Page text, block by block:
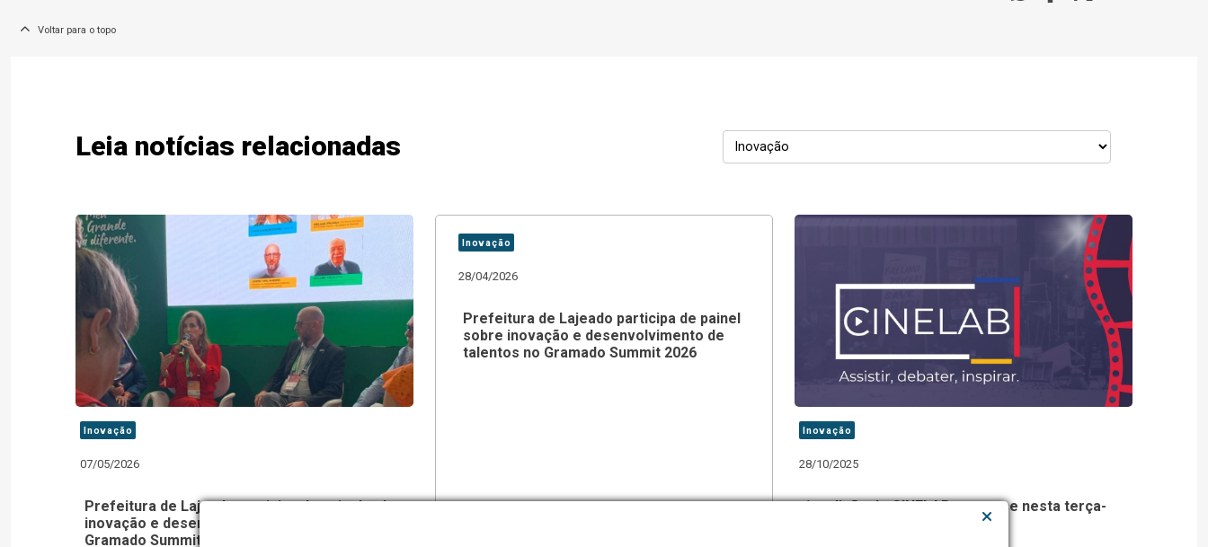
Voltar para o topo
Leia notícias relacionadas
Inovação
07/05/2026
Prefeitura de Lajeado participa de painel sobre
inovação e desenvolvimento de talentos no
Gramado Summit 2026
Inovação
28/04/2026
Prefeitura de Lajeado participa de painel
sobre inovação e desenvolvimento de
talentos no Gramado Summit 2026
Inovação
28/10/2025
1ª edição do CINELAB acontece nesta terça-